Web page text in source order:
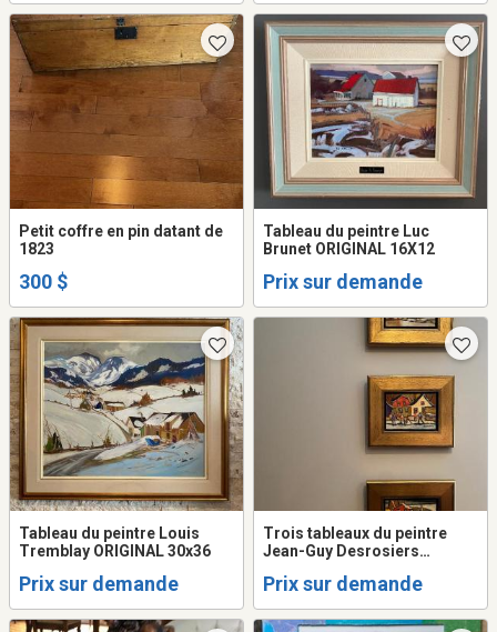
Petit coffre en pin datant de
1823
300 $
Tableau du peintre Luc
Brunet ORIGINAL 16X12
Prix sur demande
Tableau du peintre Louis
Tremblay ORIGINAL 30x36
Prix sur demande
Trois tableaux du peintre
Jean-Guy Desrosiers
Prix sur demande